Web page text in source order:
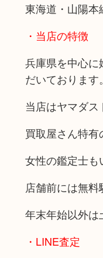
東海道・山陽本
・当店の特徴
兵庫県を中心
だいております。
当店はヤマダス
買取屋さん特有
女性の鑑定士も
店舗前には無料
年末年始以外は
・LINE査定